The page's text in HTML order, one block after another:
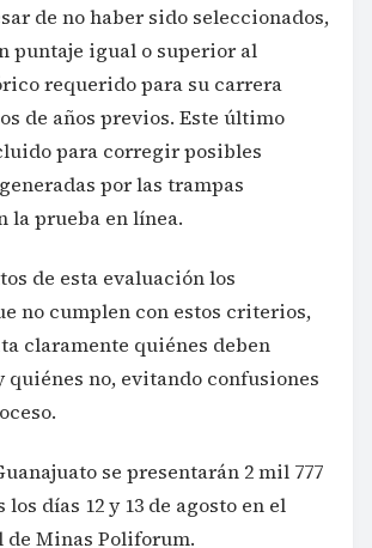
de no haber sido seleccionados,
puntaje igual o superior al
requerido para su carrera
de años previos. Este último
para corregir posibles
por las trampas
la prueba en línea.
de esta evaluación los
no cumplen con estos criterios,
claramente quiénes deben
quiénes no, evitando confusiones
se presentarán 2 mil 777
días 12 y 13 de agosto en el
de Minas Poliforum.